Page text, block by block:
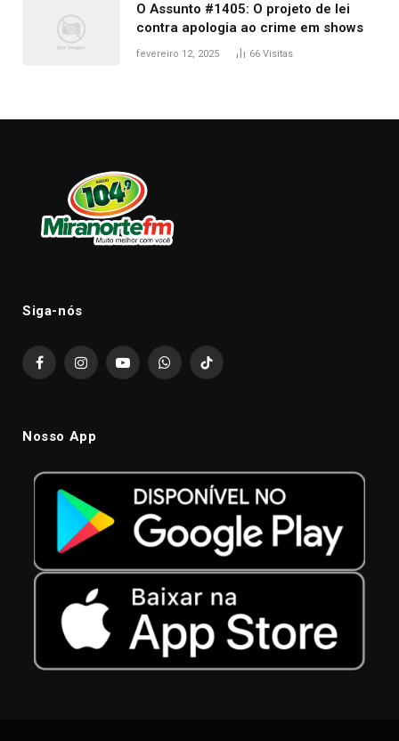
O Assunto #1405: O projeto de lei
contra apologia ao crime em shows
fevereiro 12, 2025 66 Visitas
Siga-nós
FacebookInstagramYouTubeWhatsAppTikTok
Nosso App